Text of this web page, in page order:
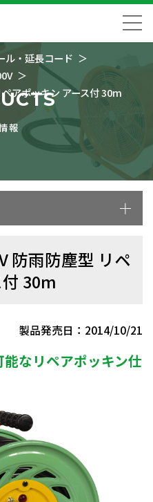
ル・延長コード
アポッキン アース付 30m
報
防雨防塵型 リペ
30m
製品発売日：2014/10/21
なリペアポッキン仕